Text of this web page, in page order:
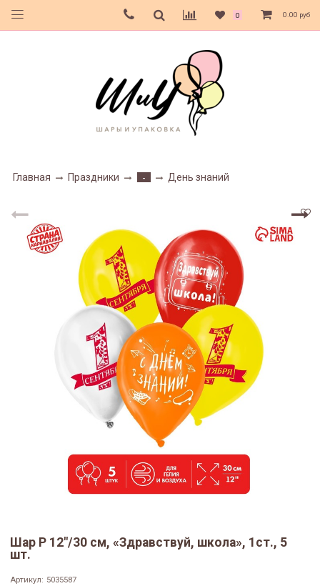
0 0.00 руб
Главная Праздники - День знаний
Шар Р 12"/30 см, «Здравствуй, школа», 1ст., 5
шт.
Артикул: 5035587